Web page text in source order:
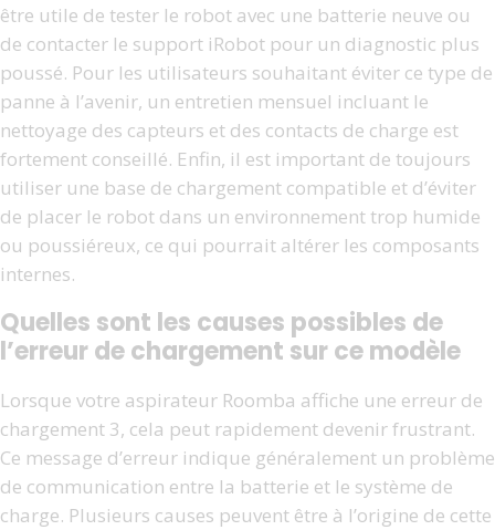
être utile de tester le robot avec une batterie neuve ou
de contacter le support iRobot pour un diagnostic plus
poussé. Pour les utilisateurs souhaitant éviter ce type de
panne à l’avenir, un entretien mensuel incluant le
nettoyage des capteurs et des contacts de charge est
fortement conseillé. Enfin, il est important de toujours
utiliser une base de chargement compatible et d’éviter
de placer le robot dans un environnement trop humide
ou poussiéreux, ce qui pourrait altérer les composants
internes.
Quelles sont les causes possibles de
l’erreur de chargement sur ce modèle
Lorsque votre aspirateur Roomba affiche une erreur de
chargement 3, cela peut rapidement devenir frustrant.
Ce message d’erreur indique généralement un problème
de communication entre la batterie et le système de
charge. Plusieurs causes peuvent être à l’origine de cette